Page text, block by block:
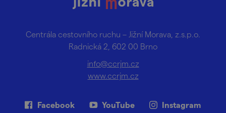
Centrála cestovního ruchu – Jižní Morava, z.s.p.o.
Radnická 2, 602 00 Brno
info@ccrjm.cz
www.ccrjm.cz
Facebook YouTube Instagram